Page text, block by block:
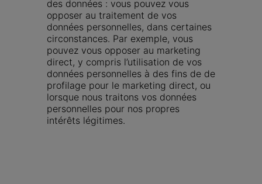
des données : vous pouvez vous
opposer au traitement de vos
données personnelles, dans certaines
circonstances. Par exemple, vous
pouvez vous opposer au marketing
direct, y compris l’utilisation de vos
données personnelles à des fins de de
profilage pour le marketing direct, ou
lorsque nous traitons vos données
personnelles pour nos propres
intérêts légitimes.